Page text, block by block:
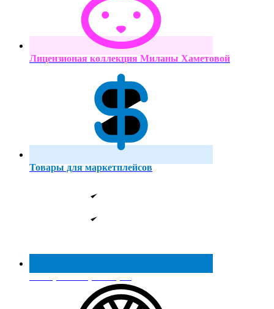
Лицензионая коллекция Миланы Хаметовой
Товары для маркетплейсов
Реестр МинПромТорга